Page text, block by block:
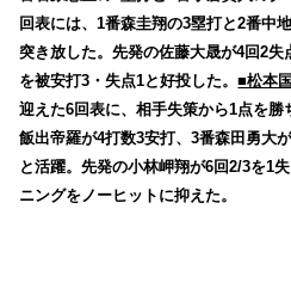
回表には、1番森圭翔の3塁打と2番中
突き放した。先発の佐藤大晟が4回2失
を被安打3・失点1と好投した。■松本
迎えた6回表に、相手失策から1点を
飯出帝羅が4打数3安打、3番森田勇大
と活躍。先発の小林岬翔が6回2/3を1
ニングをノーヒットに抑えた。